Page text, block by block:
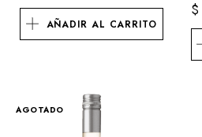
AÑADIR AL CARRITO
$
AGOTADO